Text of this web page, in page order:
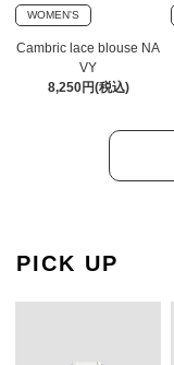
WOMEN'S
Cambric lace blouse NA
VY
8,250円(税込)
PICK UP